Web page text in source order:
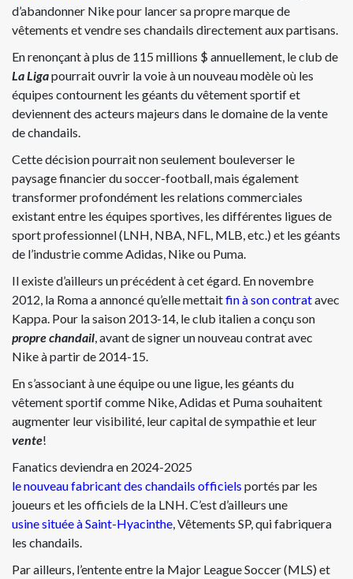
d’abandonner Nike pour lancer sa propre marque de
vêtements et vendre ses chandails directement aux partisans.
En renonçant à plus de 115 millions $ annuellement, le club de
La Ligapourrait ouvrir la voie à un nouveau modèle où les
équipes contournent les géants du vêtement sportif et
deviennent des acteurs majeurs dans le domaine de la vente
de chandails.
Cette décision pourrait non seulement bouleverser le
paysage financier du soccer-football, mais également
transformer profondément les relations commerciales
existant entre les équipes sportives, les différentes ligues de
sport professionnel (LNH, NBA, NFL, MLB, etc.) et les géants
de l’industrie comme Adidas, Nike ou Puma.
Il existe d’ailleurs un précédent à cet égard. En novembre
2012, la Roma a annoncé qu’elle mettaitfin à son contratavec
Kappa. Pour la saison 2013-14, le club italien a conçu son
propre chandail, avant de signer un nouveau contrat avec
Nike à partir de 2014-15.
En s’associant à une équipe ou une ligue, les géants du
vêtement sportif comme Nike, Adidas et Puma souhaitent
augmenter leur visibilité, leur capital de sympathie et leur
vente!
Fanatics deviendra en 2024-2025
le nouveau fabricant des chandails officiels portés par les
joueurs et les officiels de la LNH. C’est d’ailleurs une
usine située à Saint-Hyacinthe, Vêtements SP, qui fabriquera
les chandails.
Par ailleurs, l’entente entre la Major League Soccer (MLS) et